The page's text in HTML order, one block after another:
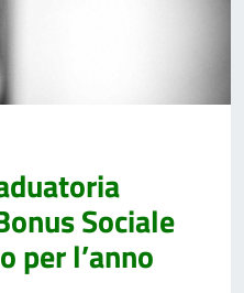
Sociale
per l’anno